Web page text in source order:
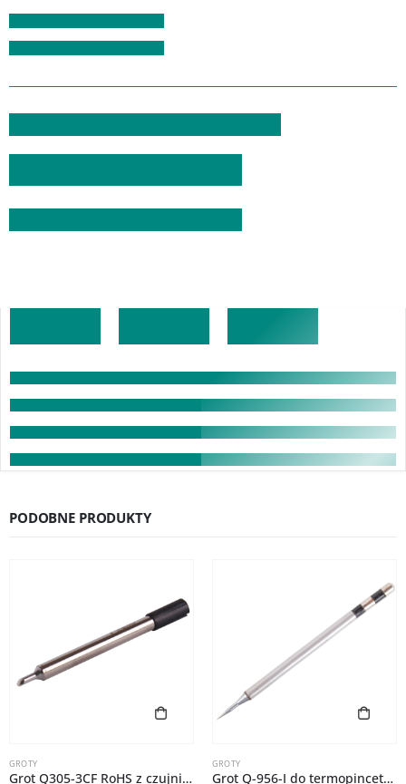
PODOBNE PRODUKTY
GROTY
Grot Q305-3CF RoHS z czujnikiem do Quick 303D
GROTY
Grot Q-956-I do termopincety Quick 986 do tweezera / TWZ120